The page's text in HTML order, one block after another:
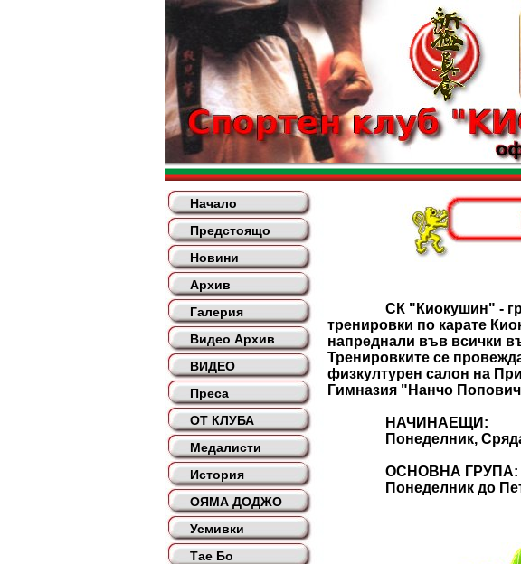
Начало
Предстоящо
Новини
Архив
Галерия
Видео Архив
ВИДЕО
Преса
ОТ КЛУБА
Медалисти
История
ОЯМА ДОДЖО
Усмивки
Тае Бо
СК "Киокушин" - гр.
тренировки по карате
напреднали във всички
Тренировките се
физкултурен салон на
Гимназия "Нанчо
НАЧИНАЕЩИ:
Понеделник, Сряда и
ОСНОВНА ГРУПА:
Понеделник до